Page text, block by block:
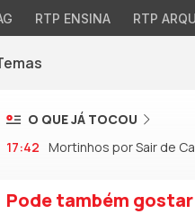
RTP ENSINA RTP
O QUE JÁ TOCOU
17:42 Mortinhos por Sair de
Pode também gostar